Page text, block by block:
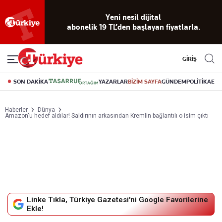
okuma
deneyimi
dijital arşiv
Akıllı haber
asistanı
Eski gazeteleri
indirme
canlı soru
cevap
GİRİŞ
SON DAKİKA YAZARLARBİZİM SAYFAGÜNDEMPOLİTİKA
Haberler
Dünya
Amazon'u hedef aldılar! Saldırının arkasından Kremlin bağlantılı o isim çıktı
Linke Tıkla, Türkiye Gazetesi'ni Google Favorilerine
Ekle!